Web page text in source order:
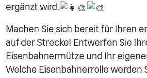
ergänzt wird.
Machen Sie sich bereit für Ihren
auf der Strecke! Entwerfen Sie
Eisenbahnermütze und Ihr
Welche Eisenbahnerrolle werden